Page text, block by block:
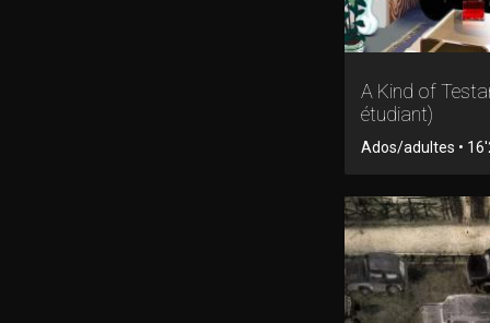
A Kind of
étudiant)
Ados/adultes •